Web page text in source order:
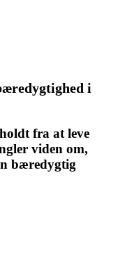
i
fra at leve
viden om,
bæredygtig